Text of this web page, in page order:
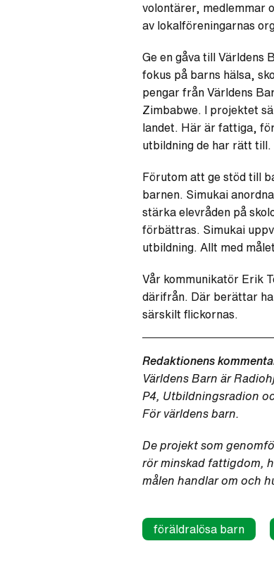
volontärer, medlemmar
av lokalföreningarnas
Ge en gåva till Världens
fokus på barns hälsa,
pengar från Världens
Zimbabwe. I projektet
landet. Här är fattiga,
utbildning de har rätt till.
Förutom att ge stöd till
barnen. Simukai
stärka elevråden på
förbättras. Simukai
utbildning. Allt med
Vår kommunikatör Erik
därifrån. Där berättar
särskilt flickornas.
Redaktionens
Världens Barn är
P4, Utbildningsradion
För världens barn.
De projekt som
rör minskad fattigdom,
målen handlar om och
föräldralösa barn